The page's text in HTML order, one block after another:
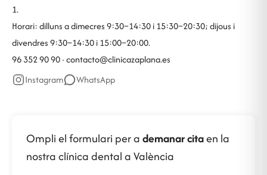
1.
Horari: dilluns a dimecres 9:30–14:30 i 15:30–20:30; dijous i
divendres 9:30–14:30 i 15:00–20:00.
96 352 90 90 ·contacto@clinicazaplana.es
Instagram
WhatsApp
Ompli el formulari per ademanar citaen la
nostra clínica dental a València